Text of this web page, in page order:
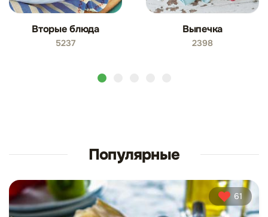
Вторые блюда
5237
Выпечка
2398
Популярные
61